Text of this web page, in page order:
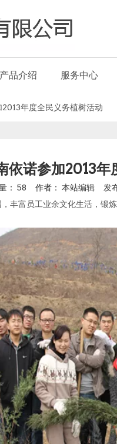
产品介绍 服务中心
年度全民义务植树活动
依诺参加2013年
： 58 作者： 本站编辑 发
丰富员工业余文化生活，